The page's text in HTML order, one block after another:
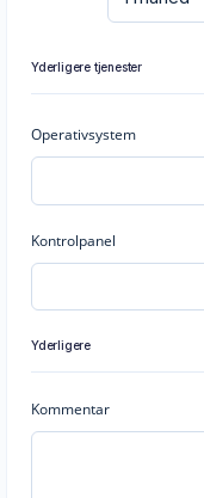
Yderligere tjenester
Operativsystem
Kontrolpanel
Yderligere
Kommentar